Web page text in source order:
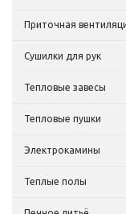
Приточная
Сушилки для рук
Тепловые завесы
Тепловые пушки
Электрокамины
Теплые полы